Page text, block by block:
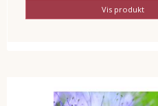
Vis produkt